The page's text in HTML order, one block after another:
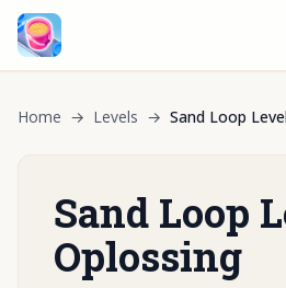
Home → Levels → Sand Loop
Sand Loop
Oplossing